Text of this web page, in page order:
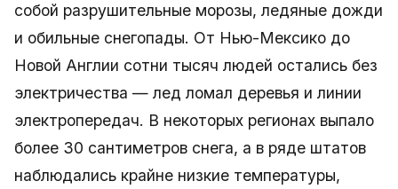
собой разрушительные морозы, ледяные дожди
и обильные снегопады. От Нью-Мексико до
Новой Англии сотни тысяч людей остались без
электричества — лед ломал деревья и линии
электропередач. В некоторых регионах выпало
более 30 сантиметров снега, а в ряде штатов
наблюдались крайне низкие температуры,